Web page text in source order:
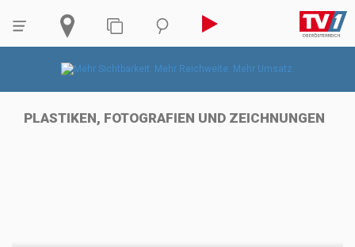
PLASTIKEN, FOTOGRAFIEN UND ZEICHNUNGEN